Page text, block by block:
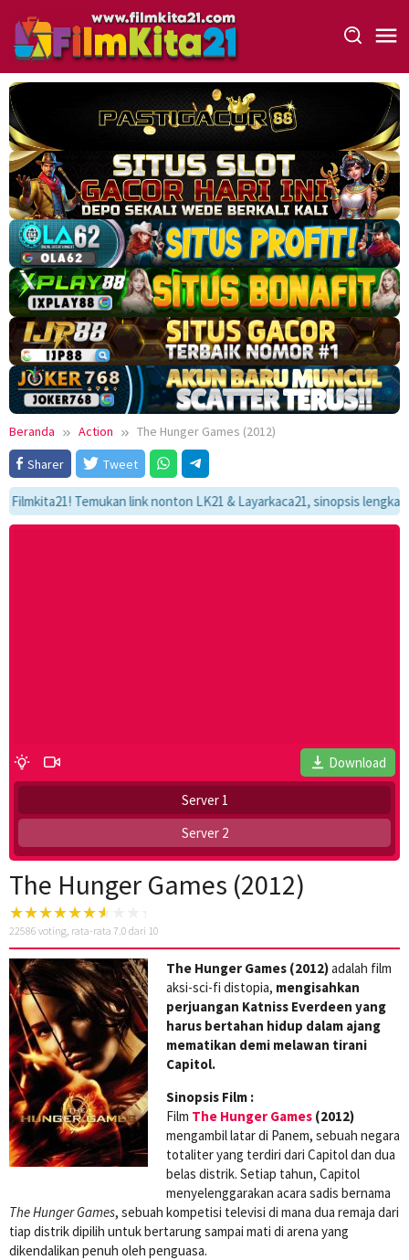
konten
Beranda Action
The Hunger Games (2012)
Sharer
Tweet
Temukan link nonton LK21 & Layarkaca21, sinopsis lengkap,
Download
Server 1
Server 2
The Hunger Games (2012)
22586 voting, rata-rata 7.0 dari 10
The Hunger Games (2012)adalah film
aksi-sci-fi distopia, mengisahkan
perjuangan Katniss Everdeen yang
harus bertahan hidup dalam ajang
mematikan demi melawan tirani
Capitol.
Sinopsis Film :
Film The Hunger Games (2012)
mengambil latar di Panem, sebuah negara
totaliter yang terdiri dari Capitol dan dua
belas distrik. Setiap tahun, Capitol
menyelenggarakan acara sadis bernama
The Hunger Games, sebuah kompetisi televisi di mana dua remaja dari
tiap distrik dipilih untuk bertarung sampai mati di arena yang
dikendalikan penuh oleh penguasa.